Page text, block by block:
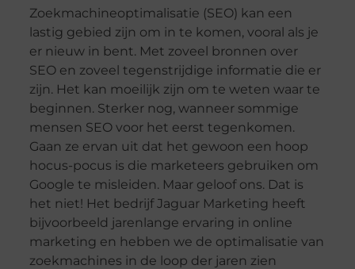
Zoekmachineoptimalisatie (SEO) kan een
lastig gebied zijn om in te komen, vooral als je
er nieuw in bent. Met zoveel bronnen over
SEO en zoveel tegenstrijdige informatie die er
zijn. Het kan moeilijk zijn om te weten waar te
beginnen. Sterker nog, wanneer sommige
mensen SEO voor het eerst tegenkomen.
Gaan ze ervan uit dat het gewoon een hoop
hocus-pocus is die marketeers gebruiken om
Google te misleiden. Maar geloof ons. Dat is
het niet! Het bedrijf Jaguar Marketing heeft
bijvoorbeeld jarenlange ervaring in online
marketing en hebben we de optimalisatie van
zoekmachines in de loop der jaren zien